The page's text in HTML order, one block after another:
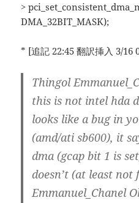
>
DMA_32BIT_MASK);
* [追記 22:45 翻訳挿入 3/16
Thingol
this is not intel hda
looks like a bug in
(amd/ati sb600), it
dma (gcap bit 1 is
doesn’t (at least not
Emmanuel_Chanel